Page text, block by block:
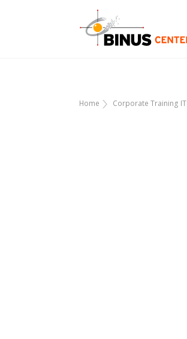
Home Corporate Training IT